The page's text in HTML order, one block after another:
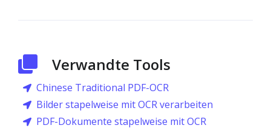
Verwandte Tools
Chinese Traditional PDF-OCR
Bilder stapelweise mit OCR verarbeiten
PDF-Dokumente stapelweise mit OCR